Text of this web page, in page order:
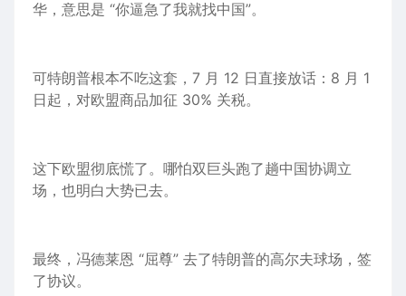
华，意思是 “你逼急了我就找中国”。
可特朗普根本不吃这套，7 月 12 日直接放话：8 月 1
日起，对欧盟商品加征 30% 关税。
这下欧盟彻底慌了。哪怕双巨头跑了趟中国协调立
场，也明白大势已去。
最终，冯德莱恩 “屈尊” 去了特朗普的高尔夫球场，签
了协议。